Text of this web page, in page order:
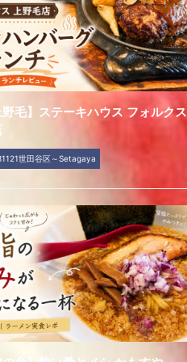
毛】ステーキハウス フォルクス
世田谷区～Setagaya